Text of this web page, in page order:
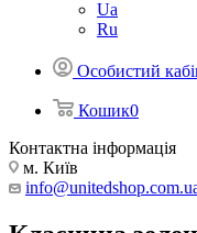
Ua
Ru
Особистий
Кошик0
Контактна інформація
м. Київ